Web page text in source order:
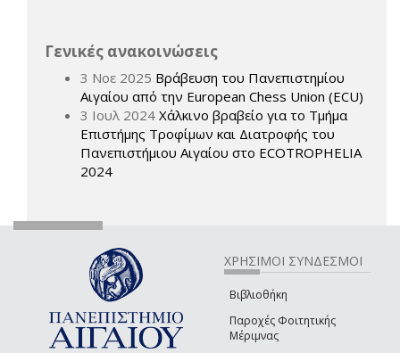
Γενικές ανακοινώσεις
3 Νοε 2025 Βράβευση του Πανεπιστημίου
Αιγαίου από την European Chess Union (ECU)
3 Ιουλ 2024 Χάλκινο βραβείο για το Τμήμα
Επιστήμης Τροφίμων και Διατροφής του
Πανεπιστήμιου Αιγαίου στο ECOTROPHELIA
2024
ΧΡΗΣΙΜΟΙ ΣΥΝΔΕΣΜΟΙ
Βιβλιοθήκη
Παροχές Φοιτητικής
Μέριμνας